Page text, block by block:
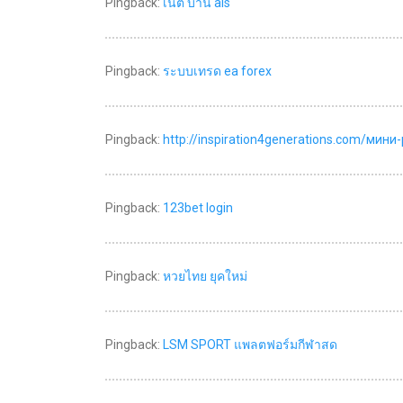
Pingback: ระบบเทรด ea forex
Pingback: http://inspiration4generations.com/
Pingback: 123bet login
Pingback: หวยไทย ยุคใหม่
Pingback: LSM SPORT แพลตฟอร์มกีฬาสด